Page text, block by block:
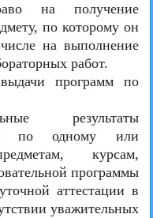
на получение
по которому он
на выполнение
работ.
программ по
результаты
по одному или
курсам,
программы
аттестации в
уважительных